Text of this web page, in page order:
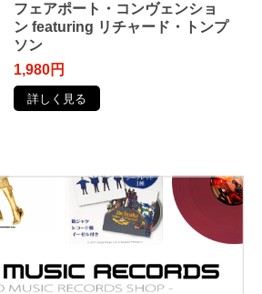
フェアポート・コンヴェンショ
ン featuring リチャード・トンプ
ソン
1,980円
詳しく見る